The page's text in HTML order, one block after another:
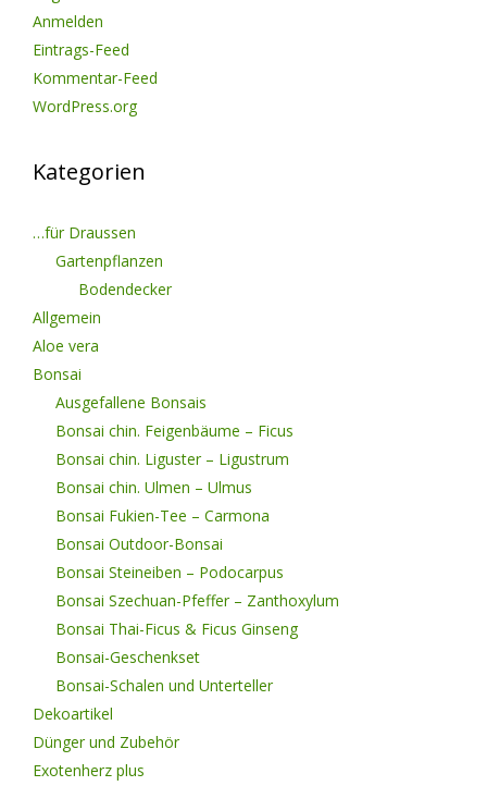
Anmelden
Eintrags-Feed
Kommentar-Feed
WordPress.org
Kategorien
…für Draussen
Gartenpflanzen
Bodendecker
Allgemein
Aloe vera
Bonsai
Ausgefallene Bonsais
Bonsai chin. Feigenbäume – Ficus
Bonsai chin. Liguster – Ligustrum
Bonsai chin. Ulmen – Ulmus
Bonsai Fukien-Tee – Carmona
Bonsai Outdoor-Bonsai
Bonsai Steineiben – Podocarpus
Bonsai Szechuan-Pfeffer – Zanthoxylum
Bonsai Thai-Ficus & Ficus Ginseng
Bonsai-Geschenkset
Bonsai-Schalen und Unterteller
Dekoartikel
Dünger und Zubehör
Exotenherz plus